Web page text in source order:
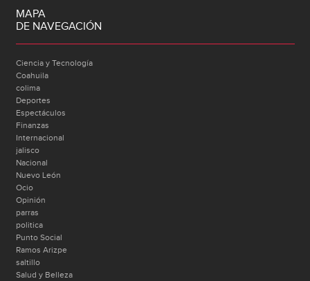
MAPA
DE NAVEGACIÓN
Ciencia y Tecnología
Coahuila
colima
Deportes
Espectáculos
Finanzas
Internacional
jalisco
Nacional
Nuevo León
Ocio
Opinión
parras
politica
Punto Social
Ramos Arizpe
saltillo
Salud y Belleza